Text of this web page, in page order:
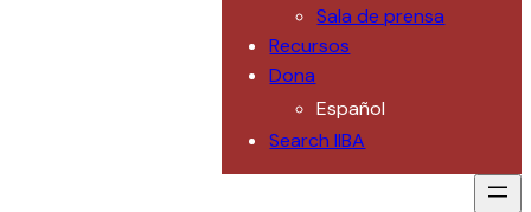
Sala de prensa
Recursos
Dona
Español
Search IIBA